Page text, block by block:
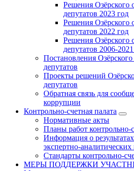
Решения Озёрского
депутатов 2023 год
Решения Озёрского
депутатов 2022 год
Решения Озёрского
депутатов 2006-
Постановления
депутатов
Проекты решений
депутатов
Обратная связь для
коррупции
Контрольно-счетная палата
Нормативные акты
Планы работ контрольно-
Информация о
экспертно-
Стандарты контрольно-
МЕРЫ ПОДДЕРЖКИ